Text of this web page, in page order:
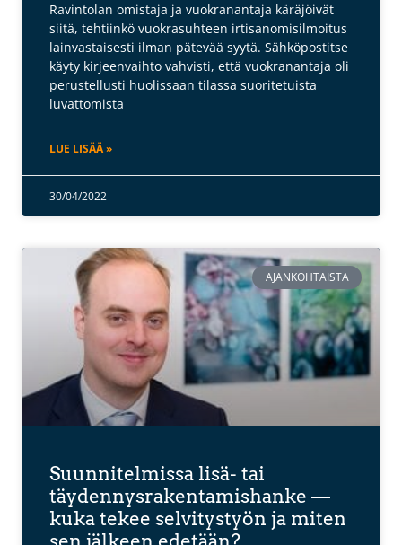
Ravintolan omistaja ja vuokranantaja käräjöivät
siitä, tehtiinkö vuokrasuhteen irtisanomisilmoitus
lainvastaisesti ilman pätevää syytä. Sähköpostitse
käyty kirjeenvaihto vahvisti, että vuokranantaja oli
perustellusti huolissaan tilassa suoritetuista
luvattomista
LUE LISÄÄ »
30/04/2022
AJANKOHTAISTA
Suunnitelmissa lisä- tai
täydennysrakentamishanke —
kuka tekee selvitystyön ja miten